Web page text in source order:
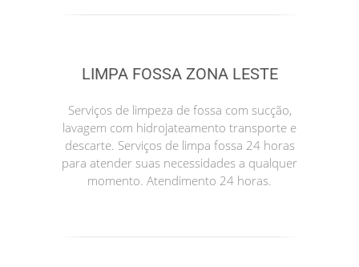
LIMPA FOSSA ZONA LESTE
Serviços de limpeza de fossa com sucção,
lavagem com hidrojateamento transporte e
descarte. Serviços de limpa fossa 24 horas
para atender suas necessidades a qualquer
momento. Atendimento 24 horas.